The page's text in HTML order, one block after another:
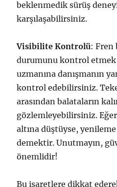
beklenmedik sürüş
karşılaşabilirsiniz.
Visibilite Kontrolü: Fren
durumunu kontrol
uzmanına danışmanın
kontrol edebilirsiniz.
arasından balataların
gözlemleyebilirsiniz.
altına düştüyse,
demektir. Unutmayın,
önemlidir!
Bu işaretlere dikkat